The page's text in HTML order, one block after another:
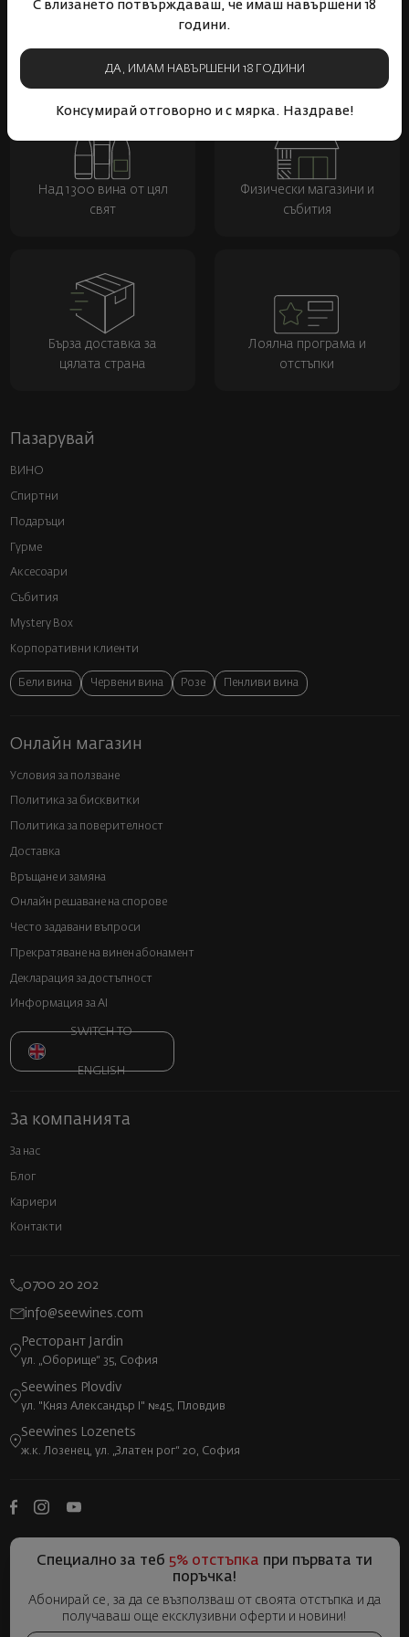
С влизането потвърждаваш, че имаш навършени 18
години.
ДА, ИМАМ НАВЪРШЕНИ 18 ГОДИНИ
Консумирай отговорно и с мярка. Наздраве!
Над 1300 вина от цял
свят
Физически магазини и
събития
Бърза доставка за
цялата страна
Лоялна програма и
отстъпки
Пазарувай
ВИНО
Спиртни
Подаръци
Гурме
Аксесоари
Събития
Mystery Box
Корпоративни клиенти
Бели вина Червени вина Розе Пенливи вина
Онлайн магазин
Условия за ползване
Политика за бисквитки
Политика за поверителност
Доставка
Връщане и замяна
Онлайн решаване на спорове
Често задавани въпроси
Прекратяване на винен абонамент
Декларация за достъпност
Информация за AI
SWITCH TO
ENGLISH
За компанията
За нас
Блог
Кариери
Контакти
0700 20 202
info@seewines.com
Ресторант Jardin
ул. „Оборище“ 35, София
Seewines Plovdiv
ул. "Княз Александър I" №45, Пловдив
Seewines Lozenets
ж.к. Лозенец, ул. „Златен рог“ 20, София
Специално за теб 5% отстъпка при първата ти
поръчка!
Абонирай се, за да се възползваш от своята отстъпка и да
получаваш още ексклузивни оферти и новини!